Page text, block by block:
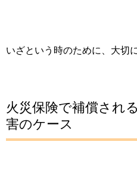
いざという時のために、大切
火災保険で補償され
害のケース